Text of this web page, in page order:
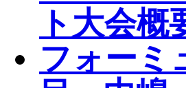
ト大会概
フォーミ